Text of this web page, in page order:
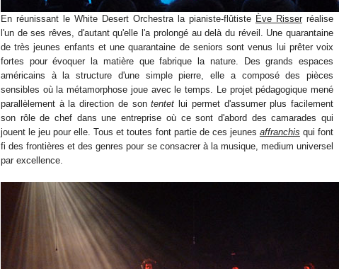
En réunissant le White Desert Orchestra la pianiste-flûtiste Ève Risser réalise
l'un de ses rêves, d'autant qu'elle l'a prolongé au delà du réveil. Une quarantaine
de très jeunes enfants et une quarantaine de seniors sont venus lui prêter voix
fortes pour évoquer la matière que fabrique la nature. Des grands espaces
américains à la structure d'une simple pierre, elle a composé des pièces
sensibles où la métamorphose joue avec le temps. Le projet pédagogique mené
parallèlement à la direction de sontentet lui permet d'assumer plus facilement
son rôle de chef dans une entreprise où ce sont d'abord des camarades qui
jouent le jeu pour elle. Tous et toutes font partie de ces jeunes affranchis qui font
fi des frontières et des genres pour se consacrer à la musique, medium universel
par excellence.